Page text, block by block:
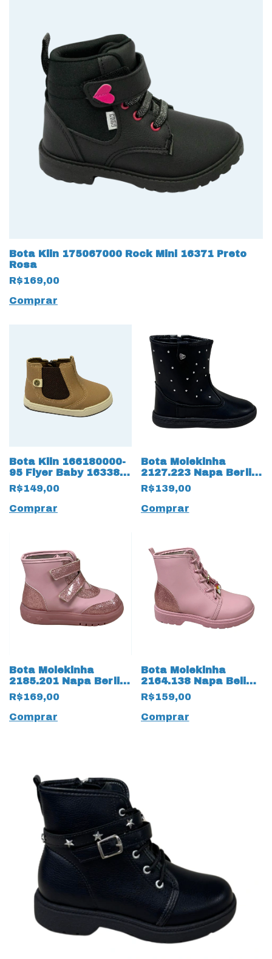
Bota Klin 175067000 Rock Mini 16371 Preto
Rosa
R$169,00
Comprar
Bota Klin 166180000-
95 Flyer Baby 16338
Taupe
R$149,00
Comprar
Bota Molekinha
2127.223 Napa Berlim
18294 Preto
R$139,00
Comprar
Bota Molekinha
2185.201 Napa Berlim
Verniz 18293 Rosa
R$169,00
Comprar
Bota Molekinha
2164.138 Napa Belim
18292 Rosa
R$159,00
Comprar